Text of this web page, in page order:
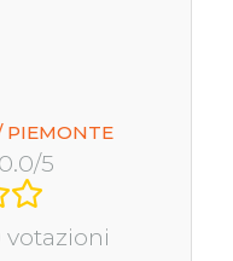
PIEMONTE
5